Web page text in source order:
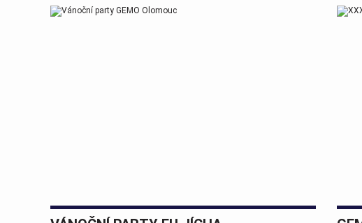
Tak